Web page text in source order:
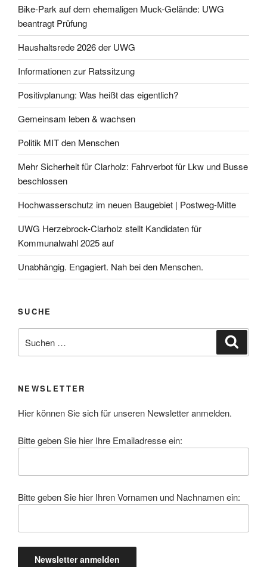
Bike-Park auf dem ehemaligen Muck-Gelände: UWG
beantragt Prüfung
Haushaltsrede 2026 der UWG
Informationen zur Ratssitzung
Positivplanung: Was heißt das eigentlich?
Gemeinsam leben & wachsen
Politik MIT den Menschen
Mehr Sicherheit für Clarholz: Fahrverbot für Lkw und Busse
beschlossen
Hochwasserschutz im neuen Baugebiet | Postweg-Mitte
UWG Herzebrock-Clarholz stellt Kandidaten für
Kommunalwahl 2025 auf
Unabhängig. Engagiert. Nah bei den Menschen.
SUCHE
nach:
NEWSLETTER
Hier können Sie sich für unseren Newsletter anmelden.
Bitte geben Sie hier Ihre Emailadresse ein:
Bitte geben Sie hier Ihren Vornamen und Nachnamen ein: